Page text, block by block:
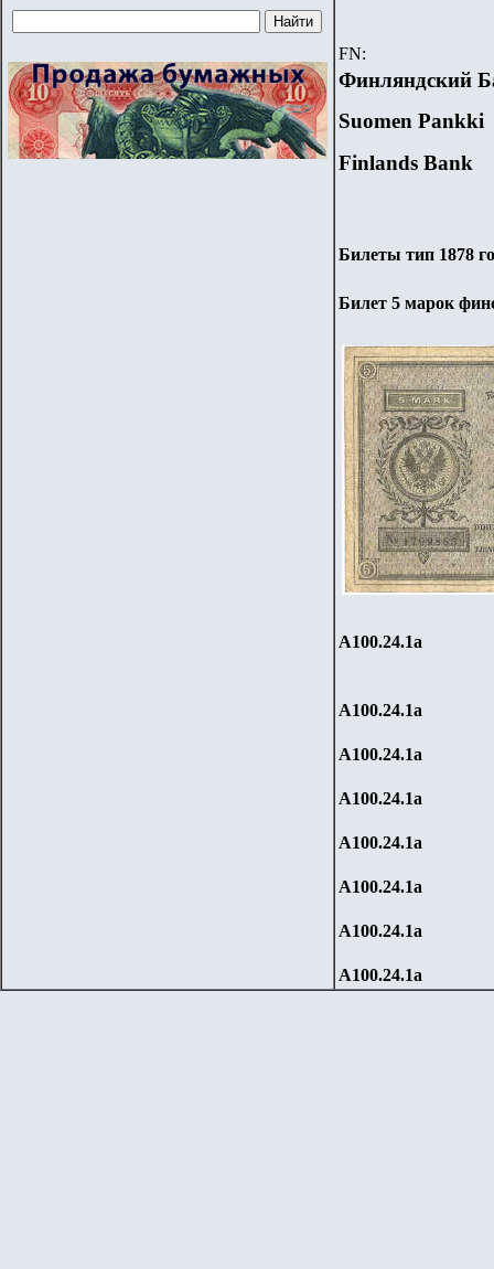
FN:
Финляндский
Suomen Pankki
Finlands Bank
Билеты тип 1878
Билет 5 марок
А100.24.1a
А100.24.1a
А100.24.1a
А100.24.1a
А100.24.1a
А100.24.1a
А100.24.1a
А100.24.1a